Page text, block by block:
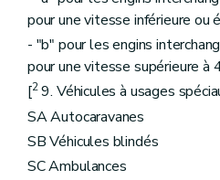
pour une vitesse inférieure ou
- "b" pour les engins
pour une vitesse supérieure à
[29. Véhicules à usages
SA Autocaravanes
SB Véhicules blindés
SC Ambulances